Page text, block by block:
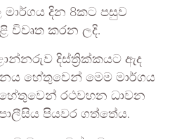
මාර්ගය දින 8කට පසුව
විවෘත කරන ලදි.
දිස්ත්‍රික්කයට ඇද
හේතුවෙන් මෙම මාර්ගය
රථවහන ධාවන
පියවර ගත්තේ‍ය.